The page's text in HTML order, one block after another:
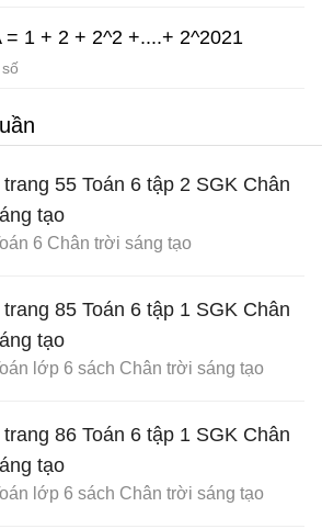
= 1 + 2 + 2^2 +....+ 2^2021
trang 55 Toán 6 tập 2 SGK Chân
tạo
6 Chân trời sáng tạo
trang 85 Toán 6 tập 1 SGK Chân
tạo
lớp 6 sách Chân trời sáng tạo
trang 86 Toán 6 tập 1 SGK Chân
tạo
lớp 6 sách Chân trời sáng tạo